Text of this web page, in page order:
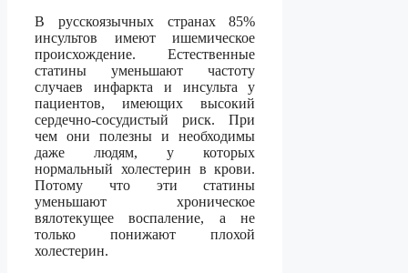
В русскоязычных странах 85%
инсультов имеют ишемическое
происхождение. Естественные
статины уменьшают частоту
случаев инфаркта и инсульта у
пациентов, имеющих высокий
сердечно-сосудистый риск. При
чем они полезны и необходимы
даже людям, у которых
нормальный холестерин в крови.
Потому что эти статины
уменьшают хроническое
вялотекущее воспаление, а не
только понижают плохой
холестерин.